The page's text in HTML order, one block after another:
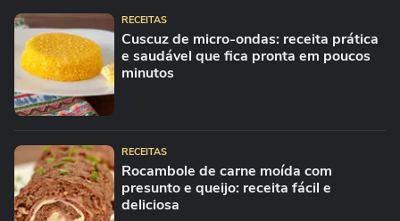
RECEITAS
Cuscuz de micro-ondas: receita prática
e saudável que fica pronta em poucos
minutos
RECEITAS
Rocambole de carne moída com
presunto e queijo: receita fácil e
deliciosa